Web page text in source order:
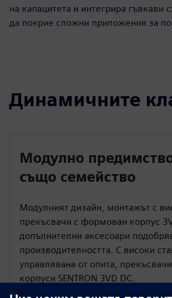
на капацитета и интегрира гъвкави
да покрие сложни приложения за
Динамичните
Модулно
също семейство
Модулният дизайн, монтажът с
прекъсвачи с формован корпус
допълнителни аксесоари
производителността. С високи
управлявана от опита,
корпуси SENTRON 3VD DC.